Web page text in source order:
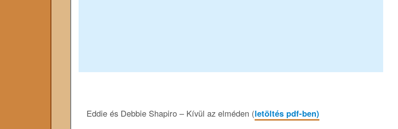
Eddie és Debbie Shapiro – Kívül az elméden (letöltés pdf-ben)